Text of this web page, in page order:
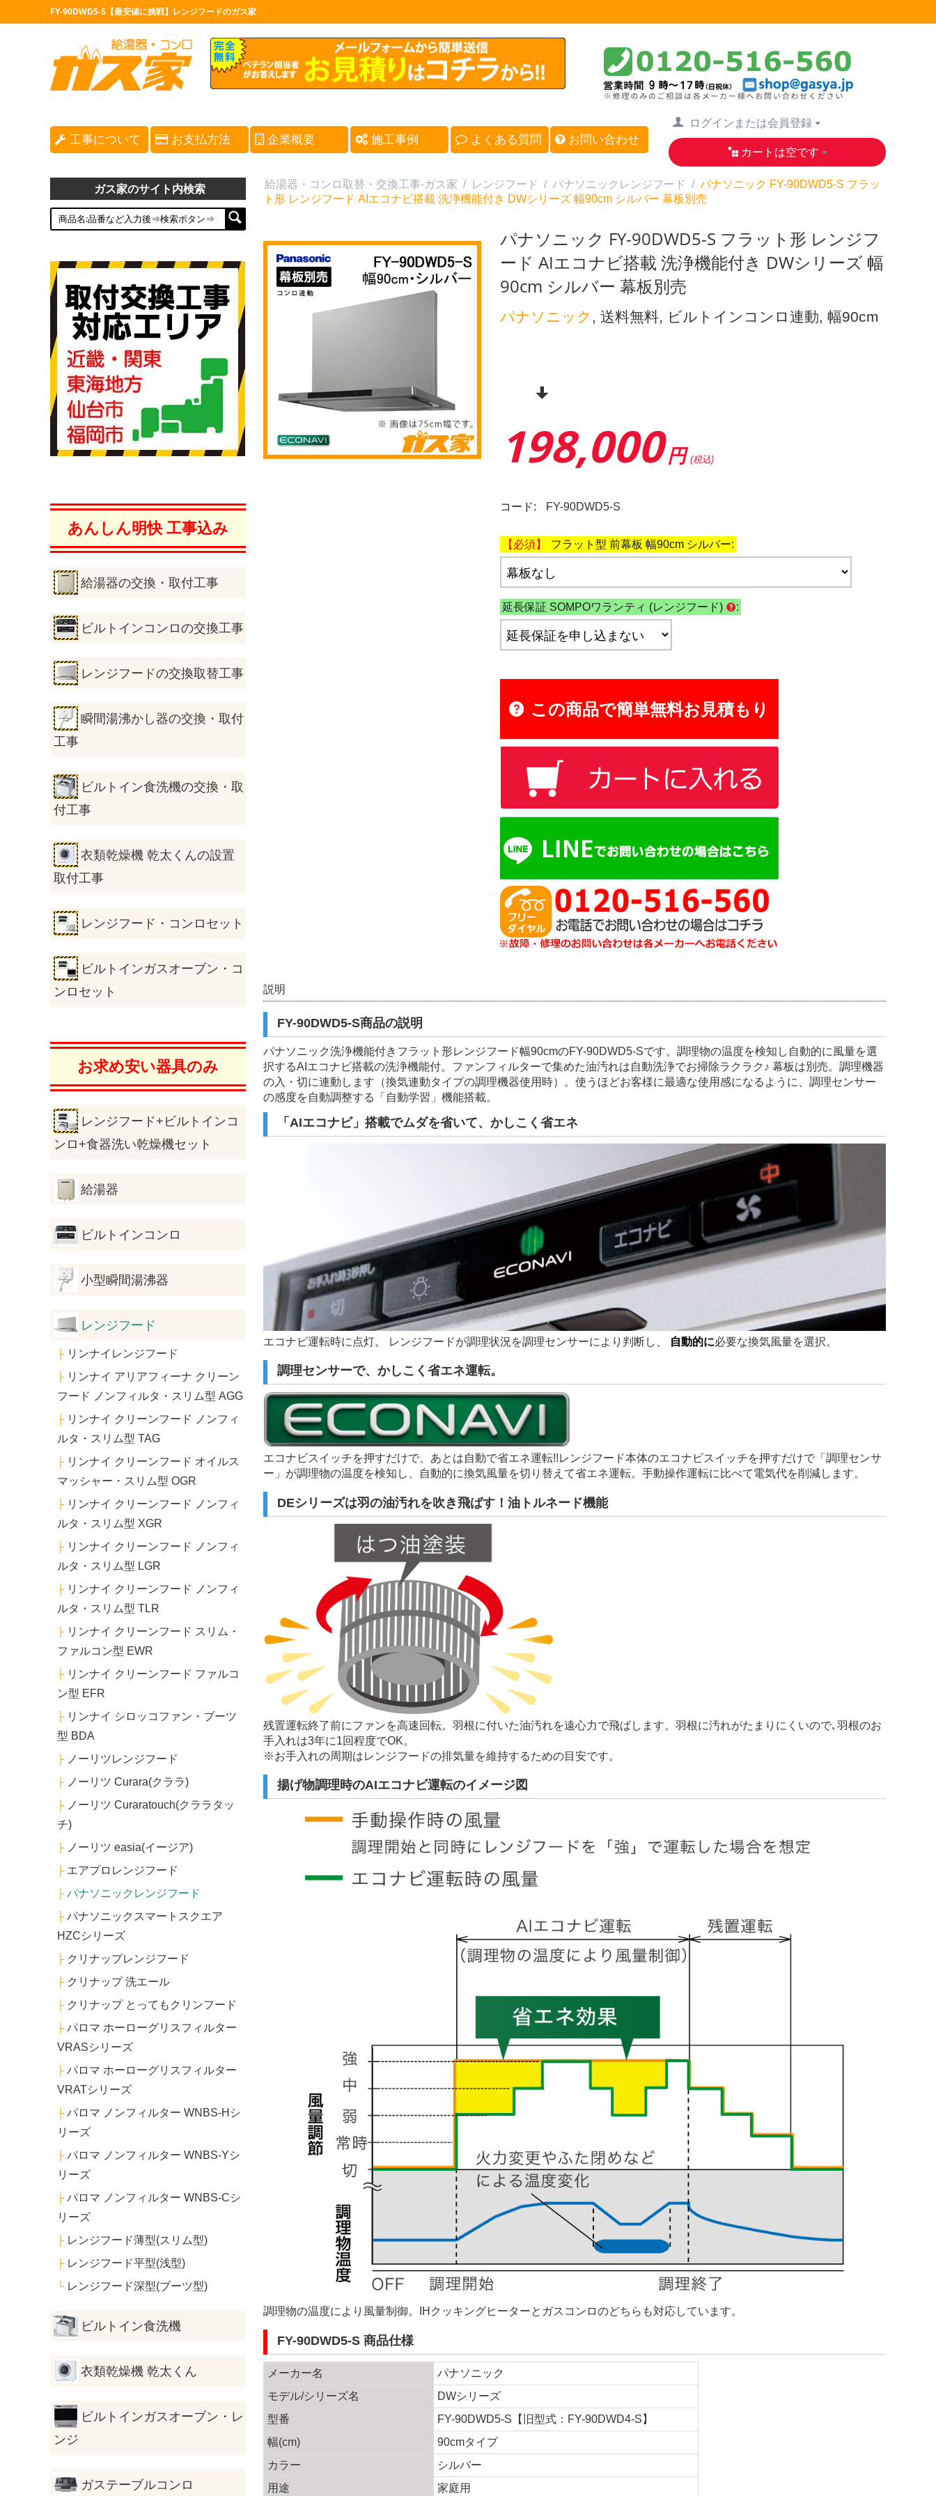
FY-90DWD5-S【最安値に挑戦】レンジフードのガス家
工事について お支払方法 企業概要 施工事例 よくある質問 お問い合わせ
ログインまたは会員登録
カートは空です
ガス家のサイト内検索
あんしん明快 工事込み
給湯器の交換・取付工事
ビルトインコンロの交換工事
レンジフードの交換取替工事
瞬間湯沸かし器の交換・取付
工事
ビルトイン食洗機の交換・取
付工事
衣類乾燥機 乾太くんの設置
取付工事
レンジフード・コンロセット
ビルトインガスオーブン・コ
ンロセット
お求め安い器具のみ
レンジフード+ビルトインコ
ンロ+食器洗い乾燥機セット
給湯器
ビルトインコンロ
小型瞬間湯沸器
レンジフード
├ リンナイレンジフード
├ リンナイ アリアフィーナ クリーン
フード ノンフィルタ・スリム型 AGG
├ リンナイ クリーンフード ノンフィ
ルタ・スリム型 TAG
├ リンナイ クリーンフード オイルス
マッシャー・スリム型 OGR
├ リンナイ クリーンフード ノンフィ
ルタ・スリム型 XGR
├ リンナイ クリーンフード ノンフィ
ルタ・スリム型 LGR
├ リンナイ クリーンフード ノンフィ
ルタ・スリム型 TLR
├ リンナイ クリーンフード スリム・
ファルコン型 EWR
├ リンナイ クリーンフード ファルコ
ン型 EFR
├ リンナイ シロッコファン・ブーツ
型 BDA
├ ノーリツレンジフード
├ ノーリツ Curara(クララ)
├ ノーリツ Curaratouch(クララタッ
チ)
├ ノーリツ easia(イージア)
├ エアプロレンジフード
├ パナソニックレンジフード
├ パナソニックスマートスクエア
HZCシリーズ
├ クリナップレンジフード
├ クリナップ 洗エール
├ クリナップ とってもクリンフード
├ パロマ ホーローグリスフィルター
VRASシリーズ
├ パロマ ホーローグリスフィルター
VRATシリーズ
├ パロマ ノンフィルター WNBS-Hシ
リーズ
├ パロマ ノンフィルター WNBS-Yシ
リーズ
├ パロマ ノンフィルター WNBS-Cシ
リーズ
├ レンジフード薄型(スリム型)
├ レンジフード平型(浅型)
└ レンジフード深型(ブーツ型)
ビルトイン食洗機
衣類乾燥機 乾太くん
ビルトインガスオーブン・レ
ンジ
ガステーブルコンロ
給湯器・コンロ取替・交換工事-ガス家 / レンジフード / パナソニックレンジフード / パナソニック FY-90DWD5-S フラッ
ト形 レンジフード AIエコナビ搭載 洗浄機能付き DWシリーズ 幅90cm シルバー 幕板別売
パナソニック FY-90DWD5-S フラット形 レンジフ
ード AIエコナビ搭載 洗浄機能付き DWシリーズ 幅
90cm シルバー 幕板別売
パナソニック , 送料無料, ビルトインコンロ連動, 幅90cm
198,000 円 (税込)
コード: FY-90DWD5-S
フラット型 前幕板 幅90cm シルバー:
延長保証 SOMPOワランティ (レンジフード) :
この商品で簡単無料お見積もり
説明
FY-90DWD5-S商品の説明
パナソニック洗浄機能付きフラット形レンジフード幅90cmのFY-90DWD5-Sです。調理物の温度を検知し自動的に風量を選
択するAIエコナビ搭載の洗浄機能付。ファンフィルターで集めた油汚れは自動洗浄でお掃除ラクラク♪ 幕板は別売。調理機器
の入・切に連動します（換気連動タイプの調理機器使用時）。使うほどお客様に最適な使用感になるように、調理センサー
の感度を自動調整する「自動学習」機能搭載。
「AIエコナビ」搭載でムダを省いて、かしこく省エネ
エコナビ運転時に点灯。 レンジフードが調理状況を調理センサーにより判断し、 自動的に必要な換気風量を選択。
調理センサーで、かしこく省エネ運転。
エコナビスイッチを押すだけで、あとは自動で省エネ運転!!レンジフード本体のエコナビスイッチを押すだけで「調理センサ
ー」が調理物の温度を検知し、自動的に換気風量を切り替えて省エネ運転。手動操作運転に比べて電気代を削減します。
DEシリーズは羽の油汚れを吹き飛ばす！油トルネード機能
残置運転終了前にファンを高速回転。羽根に付いた油汚れを遠心力で飛ばします。羽根に汚れがたまりにくいので､羽根のお
手入れは3年に1回程度でOK。
※お手入れの周期はレンジフードの排気量を維持するための目安です。
揚げ物調理時のAIエコナビ運転のイメージ図
調理物の温度により風量制御。IHクッキングヒーターとガスコンロのどちらも対応しています。
FY-90DWD5-S 商品仕様
メーカー名
パナソニック
モデル/シリーズ名
DWシリーズ
型番
FY-90DWD5-S【旧型式：FY-90DWD4-S】
幅(cm)
90cmタイプ
カラー
シルバー
用途
家庭用